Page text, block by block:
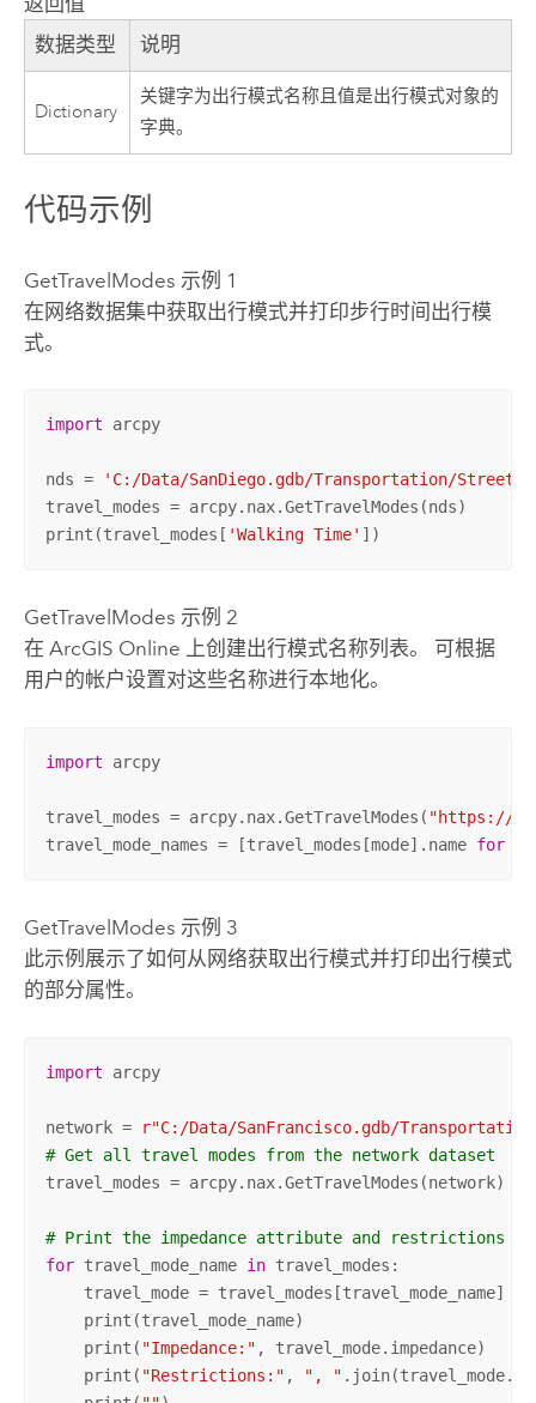
数据类型 说明
Dictionary
关键字为出行模式名称且值是出行模式对象的
字典。
代码示例
GetTravelModes 示例 1
在网络数据集中获取出行模式并打印步行时间出行模
式。
import arcpy
nds =
'C:/Data/SanDiego.gdb/Transportation/
travel_modes = arcpy.nax.GetTravelModes(nds)
print(travel_modes[ 'Walking Time' ])
GetTravelModes 示例 2
在 ArcGIS Online 上创建出行模式名称列表。 可根据
用户的帐户设置对这些名称进行本地化。
import arcpy
travel_modes = arcpy.nax.GetTravelModes( "https://
travel_mode_names = [travel_modes[mode].name for
GetTravelModes 示例 3
此示例展示了如何从网络获取出行模式并打印出行模式
的部分属性。
import arcpy
network =
r"C:/Data/SanFrancisco.gdb/
# Get all travel modes from the network dataset
travel_modes = arcpy.nax.GetTravelModes(network)
# Print the impedance attribute and restrictions
for travel_mode_name in travel_modes:
    travel_mode = travel_modes[travel_mode_name]
    print(travel_mode_name)
    print(
"Impedance:" , travel_mode.impedance)
    print(
"Restrictions:" , ", "